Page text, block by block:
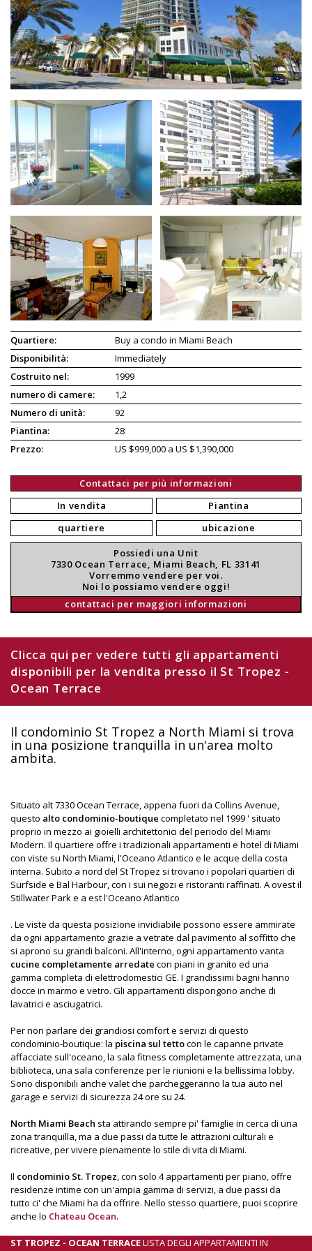
Quartiere:
Buy a condo in Miami Beach
Disponibilità:
Immediately
Costruito nel:
1999
numero di camere:
1,2
Numero di unità:
92
Piantina:
28
Prezzo:
US $999,000 a US $1,390,000
Contattaci per più informazioni
In vendita
quartiere
Piantina
ubicazione
Possiedi una Unit
7330 Ocean Terrace, Miami Beach, FL 33141
Vorremmo vendere per voi.
Noi lo possiamo vendere oggi!
contattaci per maggiori informazioni
Clicca qui per vedere tutti gli appartamenti
disponibili per la vendita presso il St Tropez -
Ocean Terrace
Il condominio St Tropez a North Miami si trova
in una posizione tranquilla in un'area molto
ambita.
Situato alt 7330 Ocean Terrace, appena fuori da Collins Avenue,
questo alto condominio-boutique completato nel 1999 ' situato
proprio in mezzo ai gioielli architettonici del periodo del Miami
Modern. Il quartiere offre i tradizionali appartamenti e hotel di Miami
con viste su North Miami, l'Oceano Atlantico e le acque della costa
interna. Subito a nord del St Tropez si trovano i popolari quartieri di
Surfside e Bal Harbour, con i sui negozi e ristoranti raffinati. A ovest il
Stillwater Park e a est l'Oceano Atlantico
. Le viste da questa posizione invidiabile possono essere ammirate
da ogni appartamento grazie a vetrate dal pavimento al soffitto che
si aprono su grandi balconi. All'interno, ogni appartamento vanta
cucine completamente arredate con piani in granito ed una
gamma completa di elettrodomestici GE. I grandissimi bagni hanno
docce in marmo e vetro. Gli appartamenti dispongono anche di
lavatrici e asciugatrici.
Per non parlare dei grandiosi comfort e servizi di questo
condominio-boutique: la piscina sul tettocon le capanne private
affacciate sull'oceano, la sala fitness completamente attrezzata, una
biblioteca, una sala conferenze per le riunioni e la bellissima lobby.
Sono disponibili anche valet che parcheggeranno la tua auto nel
garage e servizi di sicurezza 24 ore su 24.
North Miami Beach sta attirando sempre pi' famiglie in cerca di una
zona tranquilla, ma a due passi da tutte le attrazioni culturali e
ricreative, per vivere pienamente lo stile di vita di Miami.
Il condominio St. Tropez, con solo 4 appartamenti per piano, offre
residenze intime con un'ampia gamma di servizi, a due passi da
tutto ci' che Miami ha da offrire. Nello stesso quartiere, puoi scoprire
anche lo Chateau Ocean.
ST TROPEZ - OCEAN TERRACELISTA DEGLI APPARTAMENTI IN